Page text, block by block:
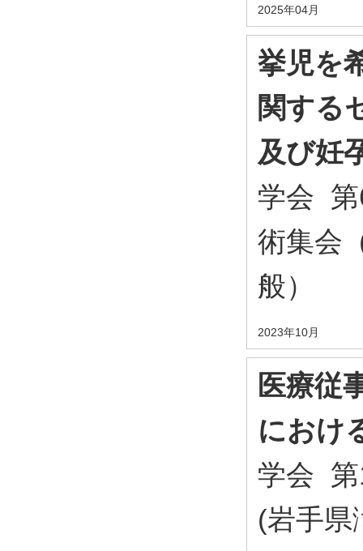
2025年04月
挙児を
関する
及び妊
学会 第
術集会
般）
2023年10月
医療従
におけ
学会 第
(岩手